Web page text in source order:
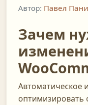
Автор: Павел
Зачем
Автоматическое
оптимизировать